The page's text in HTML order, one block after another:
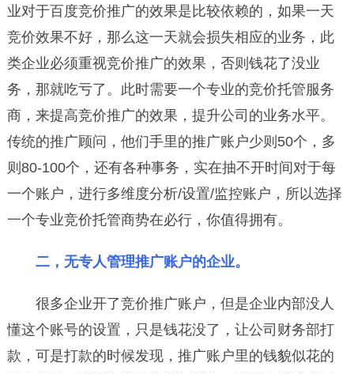
业对于百度竞价推广的效果是比较依赖的，如果一天
竞价效果不好，那么这一天就会损失相应的业务，此
类企业必须重视竞价推广的效果，否则钱花了没业
务，那就吃亏了。此时需要一个专业的竞价托管服务
商，来提高竞价推广的效果，提升公司的业务水平。
传统的推广顾问，他们手里的推广账户少则50个，多
则80-100个，还有各种事务，实在抽不开时间对于每
一个账户，进行多维度分析/设置/监控账户，所以选择
一个专业竞价托管商势在必行，你值得拥有。
二，无专人管理推广账户的企业。
很多企业开了竞价推广账户，但是企业内部没人
懂这个账号的设置，只是钱花没了，让公司财务部打
款，可是打款的时候发现，推广账户里的钱貌似花的